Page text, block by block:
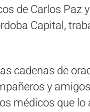
de Carlos Paz
Capital,
cadenas de
y
médicos que lo